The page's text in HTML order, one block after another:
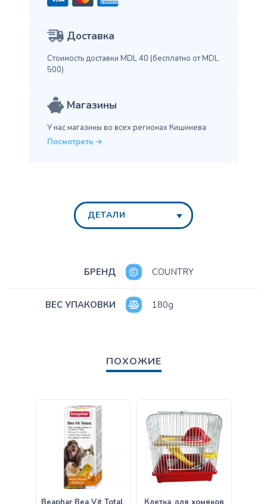
Доставка
Стоимость доставки MDL 40 (бесплатно от MDL
500)
Магазины
У нас магазины во всех регионах Кишинева
Посмотреть
ДЕТАЛИ
БРЕНД COUNTRY
ВЕС УПАКОВКИ 180g
ПОХОЖИЕ